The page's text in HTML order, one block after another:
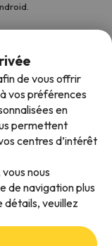
de vous offrir
vos préférences
en
permettent
centres d’intérêt
nous
de navigation plus
détails, veuillez